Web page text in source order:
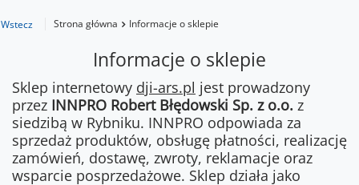
Wstecz Strona główna Informacje o sklepie
Informacje o sklepie
Sklep internetowy dji-ars.pl jest prowadzony
przez INNPRO Robert Błędowski Sp. z o.o. z
siedzibą w Rybniku. INNPRO odpowiada za
sprzedaż produktów, obsługę płatności, realizację
zamówień, dostawę, zwroty, reklamacje oraz
wsparcie posprzedażowe. Sklep działa jako